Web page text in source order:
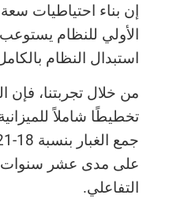
الأولي للنظام
استبدال النظام بالكامل.
من خلال تجربتنا، فإن
تخطيطًا شاملاً
على مدى عشر سنوات
التفاعلي.